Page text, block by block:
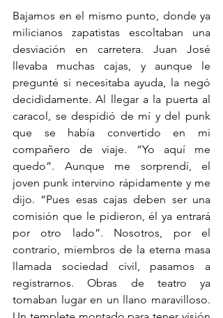
Bajamos en el mismo punto, donde ya
milicianos zapatistas escoltaban una
desviación en carretera. Juan José
llevaba muchas cajas, y aunque le
pregunté si necesitaba ayuda, la negó
decididamente. Al llegar a la puerta al
caracol, se despidió de mí y del punk
que se había convertido en mi
compañero de viaje. “Yo aquí me
quedo”. Aunque me sorprendí, el
joven punk intervino rápidamente y me
dijo. “Pues esas cajas deben ser una
comisión que le pidieron, él ya entrará
por otro lado”. Nosotros, por el
contrario, miembros de la eterna masa
llamada sociedad civil, pasamos a
registrarnos. Obras de teatro ya
tomaban lugar en un llano maravilloso.